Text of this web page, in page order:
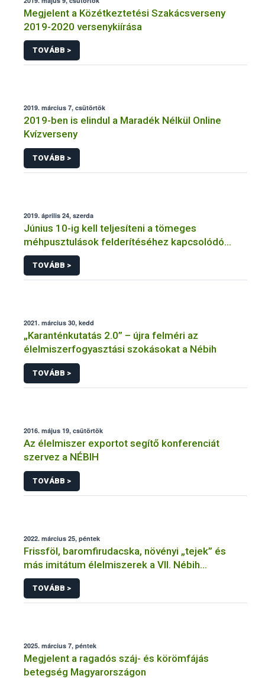
Megjelent a Közétkeztetési Szakácsverseny
2019-2020 versenykiírása
TOVÁBB >
2019. március 7, csütörtök
2019-ben is elindul a Maradék Nélkül Online
Kvízverseny
TOVÁBB >
2019. április 24, szerda
Június 10-ig kell teljesíteni a tömeges
méhpusztulások felderítéséhez kapcsolódó
adatszolgáltatást
TOVÁBB >
2021. március 30, kedd
„Karanténkutatás 2.0” – újra felméri az
élelmiszerfogyasztási szokásokat a Nébih
TOVÁBB >
2016. május 19, csütörtök
Az élelmiszer exportot segítő konferenciát
szervez a NÉBIH
TOVÁBB >
2022. március 25, péntek
Frissföl, baromfirudacska, növényi „tejek” és
más imitátum élelmiszerek a VII. Nébih
Kerekasztalon
TOVÁBB >
2025. március 7, péntek
Megjelent a ragadós száj- és körömfájás
betegség Magyarországon